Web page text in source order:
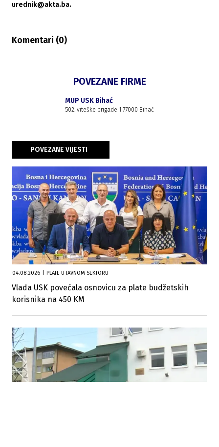
urednik@akta.ba.
Komentari (0)
POVEZANE FIRME
MUP USK Bihać
502. viteške brigade 1 77000 Bihać
POVEZANE VIJESTI
04.08.2026 PLATE U JAVNOM SEKTORU
Vlada USK povećala osnovicu za plate budžetskih
korisnika na 450 KM